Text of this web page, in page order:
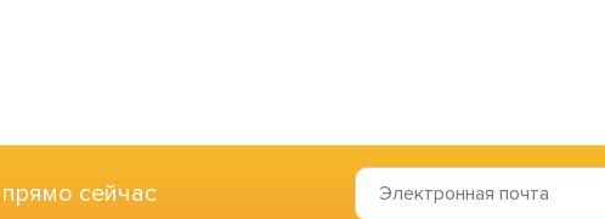
сейчас